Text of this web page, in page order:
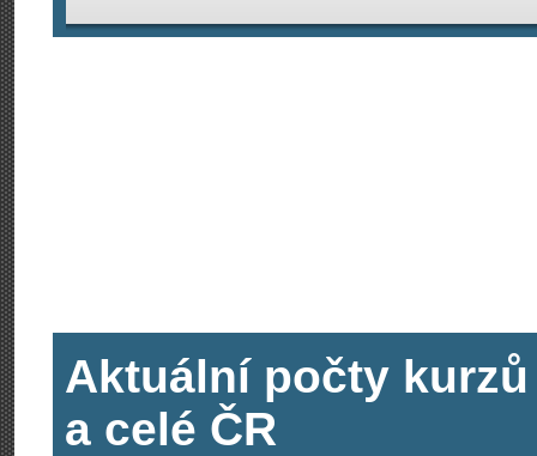
Aktuální počty
a celé ČR